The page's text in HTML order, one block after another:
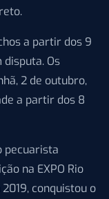
a partir dos 9
disputa. Os
2 de outubro,
a partir dos 8
pecuarista
na EXPO Rio
conquistou o